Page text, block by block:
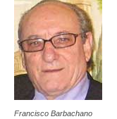
Francisco Barbachano